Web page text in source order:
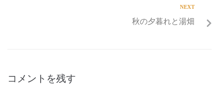
NEXT
秋の夕暮れと湯畑
コメントを残す